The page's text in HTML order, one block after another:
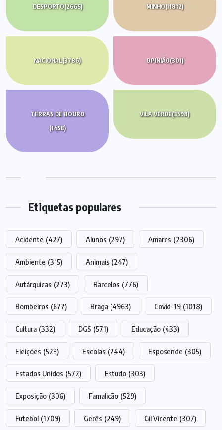
DESPORTO(2665) MINHO(11812)
NACIONAL(3786) OPINIÃO(301)
TERRAS DE BOURO
(1458)
VILA VERDE(3598)
Etiquetas populares
Acidente (427) Alunos (297) Amares (2306)
Ambiente (315) Animais (247)
Autárquicas (273) Barcelos (776)
Bombeiros (677) Braga (4963) Covid-19 (1018)
Cultura (332) DGS (571) Educação (433)
Eleições (523) Escolas (244) Esposende (305)
Estados Unidos (572) Estudo (303)
Exposição (306) Famalicão (529)
Futebol (1709) Gerês (249) Gil Vicente (307)